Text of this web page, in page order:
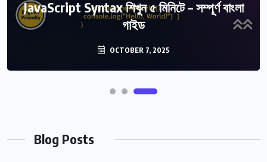
JavaScript Syntax শিখুন ৫ মিনিটে – সম্পূর্ণ বাংলা
গাইড
OCTOBER 7, 2025
n8n কি এবং কেন ব্যবসায় প্রয়োজন | সম্পূর্ণ গাইড
২০২৫
OCTOBER 18, 2025
Blog Posts